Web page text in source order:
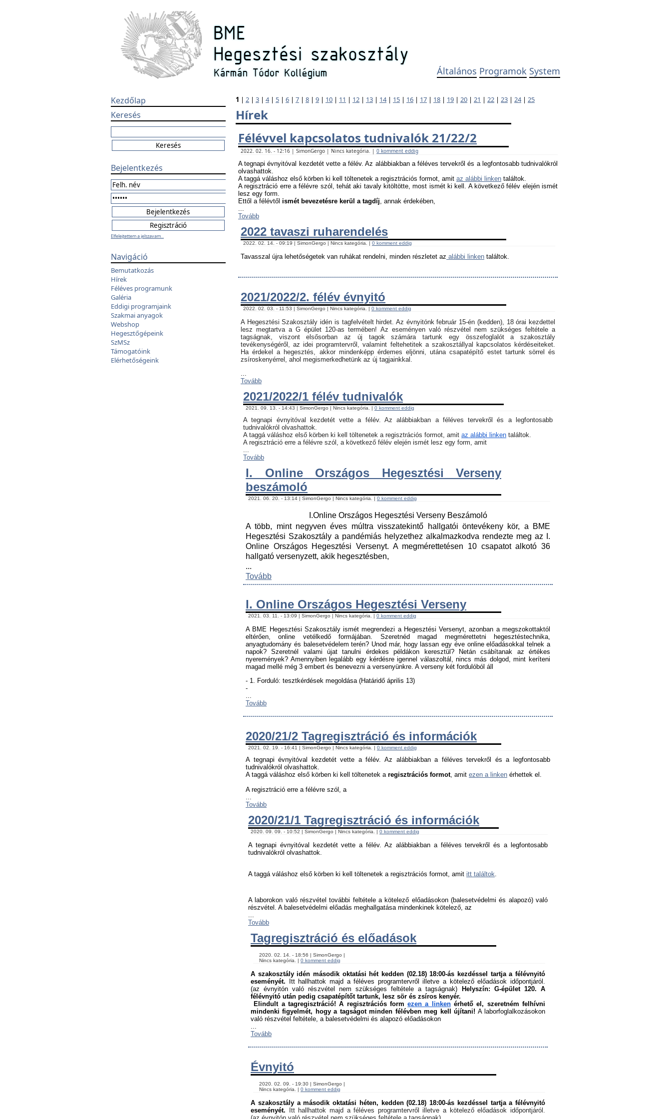
Általános Programok System
Kezdőlap
Keresés
Bejelentkezés
Elfelejtettem a jelszavam...
Navigáció
Bemutatkozás
Hírek
Féléves programunk
Galéria
Eddigi programjaink
Szakmai anyagok
Webshop
Hegesztőgépeink
SzMSz
Támogatóink
Elérhetőségeink
1 | 2 | 3 | 4| 5 | 6 | 7 | 8 | 9 | 10 | 11 | 12 | 13 | 14| 15 | 16 | 17 | 18 | 19 | 20 | 21 | 22 | 23 | 24| 25
Hírek
Félévvel kapcsolatos tudnivalók 21/22/2
2022. 02. 16. - 12:16 | SimonGergo | Nincs kategória. | 0 komment eddig
A tegnapi évnyitóval kezdetét vette a félév. Az alábbiakban a féléves tervekről és a legfontosabb tudnivalókról
olvashattok.
A taggá váláshoz első körben ki kell töltenetek a regisztrációs formot, amit az alábbi linken találtok.
A regisztráció erre a félévre szól, tehát aki tavaly kitöltötte, most ismét ki kell. A következő félév elején ismét
lesz egy form.
Ettől a félévtől ismét bevezetésre kerül a tagdíj, annak érdekében,
...
Tovább
2022 tavaszi ruharendelés
2022. 02. 14. - 09:19 | SimonGergo | Nincs kategória. | 0 komment eddig
Tavasszal újra lehetőségetek van ruhákat rendelni, minden részletet az alábbi linken találtok.
2021/2022/2. félév évnyitó
2022. 02. 03. - 11:53 | SimonGergo | Nincs kategória. | 0 komment eddig
A Hegesztési Szakosztály idén is tagfelvételt hirdet. Az évnyitónk február 15-én (kedden), 18 órai kezdettel
lesz megtartva a G épület 120-as termében! Az eseményen való részvétel nem szükséges feltétele a
tagságnak, viszont elsősorban az új tagok számára tartunk egy összefoglalót a szakosztály
tevékenységéről, az idei programtervről, valamint feltehetitek a szakosztállyal kapcsolatos kérdéseiteket.
Ha érdekel a hegesztés, akkor mindenképp érdemes eljönni, utána csapatépítő estet tartunk sörrel és
zsíroskenyérrel, ahol megismerkedhetünk az új tagjainkkal.
...
Tovább
2021/2022/1 félév tudnivalók
2021. 09. 13. - 14:43 | SimonGergo | Nincs kategória. | 0 komment eddig
A tegnapi évnyitóval kezdetét vette a félév. Az alábbiakban a féléves tervekről és a legfontosabb
tudnivalókról olvashattok.
A taggá váláshoz első körben ki kell töltenetek a regisztrációs formot, amit az alábbi linken találtok.
A regisztráció erre a félévre szól, a következő félév elején ismét lesz egy form, amit
...
Tovább
I. Online Országos Hegesztési Verseny
beszámoló
2021. 06. 20. - 13:14 | SimonGergo | Nincs kategória. | 0 komment eddig
I.Online Országos Hegesztési Verseny Beszámoló
A több, mint negyven éves múltra visszatekintő hallgatói öntevékeny kör, a BME
Hegesztési Szakosztály a pandémiás helyzethez alkalmazkodva rendezte meg az I.
Online Országos Hegesztési Versenyt. A megmérettetésen 10 csapatot alkotó 36
hallgató versenyzett, akik hegesztésben,
...
Tovább
I. Online Országos Hegesztési Verseny
2021. 03. 11. - 13:09 | SimonGergo | Nincs kategória. | 0 komment eddig
A BME Hegesztési Szakosztály ismét megrendezi a Hegesztési Versenyt, azonban a megszokottaktól
eltérően, online vetélkedő formájában. Szeretnéd magad megmérettetni hegesztéstechnika,
anyagtudomány és balesetvédelem terén? Unod már, hogy lassan egy éve online előadásokkal telnek a
napok? Szeretnél valami újat tanulni érdekes példákon keresztül? Netán csábítanak az értékes
nyeremények? Amennyiben legalább egy kérdésre igennel válaszoltál, nincs más dolgod, mint keríteni
magad mellé még 3 embert és benevezni a versenyünkre. A verseny két fordulóból áll
- 1. Forduló: tesztkérdések megoldása (Határidő április 13)
-
...
Tovább
2020/21/2 Tagregisztráció és információk
2021. 02. 19. - 16:41 | SimonGergo | Nincs kategória. | 0 komment eddig
A tegnapi évnyitóval kezdetét vette a félév. Az alábbiakban a féléves tervekről és a legfontosabb
tudnivalókról olvashattok.
A taggá váláshoz első körben ki kell töltenetek a regisztrációs formot, amit ezen a linken érhettek el.
A regisztráció erre a félévre szól, a
...
Tovább
2020/21/1 Tagregisztráció és információk
2020. 09. 09. - 10:52 | SimonGergo | Nincs kategória. | 0 komment eddig
A tegnapi évnyitóval kezdetét vette a félév. Az alábbiakban a féléves tervekről és a legfontosabb
tudnivalókról olvashattok.
A taggá váláshoz első körben ki kell töltenetek a regisztrációs formot, amit itt találtok.
A laborokon való részvétel további feltétele a kötelező előadásokon (balesetvédelmi és alapozó) való
részvétel. A balesetvédelmi előadás meghallgatása mindenkinek kötelező, az ﻿
Tovább
Tagregisztráció és előadások
    Nincs kategória. |
0 komment eddig
A szakosztály idén második oktatási hét kedden (02.18) 18:00-ás kezdéssel tartja a félévnyitó
eseményét. Itt hallhattok majd a féléves programtervről illetve a kötelező előadások időpontjáról.
(az évnyitón való részvétel nem szükséges feltétele a tagságnak) Helyszín: G-épület 120.
A
félévnyitó után pedig csapatépítőt tartunk, lesz sör és zsíros kenyér.
Elindult a tagregisztráció! A regisztrációs form ezen a linken érhető el, szeretném felhívni
mindenki figyelmét, hogy a tagságot minden félévben meg kell újítani! A laborfoglalkozásokon
való részvétel feltétele, a balesetvédelmi és alapozó előadásokon ﻿
Tovább
Évnyitó
    Nincs kategória. |
0 komment eddig
A szakosztály a második oktatási héten, kedden (02.18) 18:00-ás kezdéssel tartja a félévnyitó
eseményét. Itt hallhattok majd a féléves programtervről illetve a kötelező előadások időpontjáról.
(az évnyitón való részvétel nem szükséges feltétele a tagságnak)